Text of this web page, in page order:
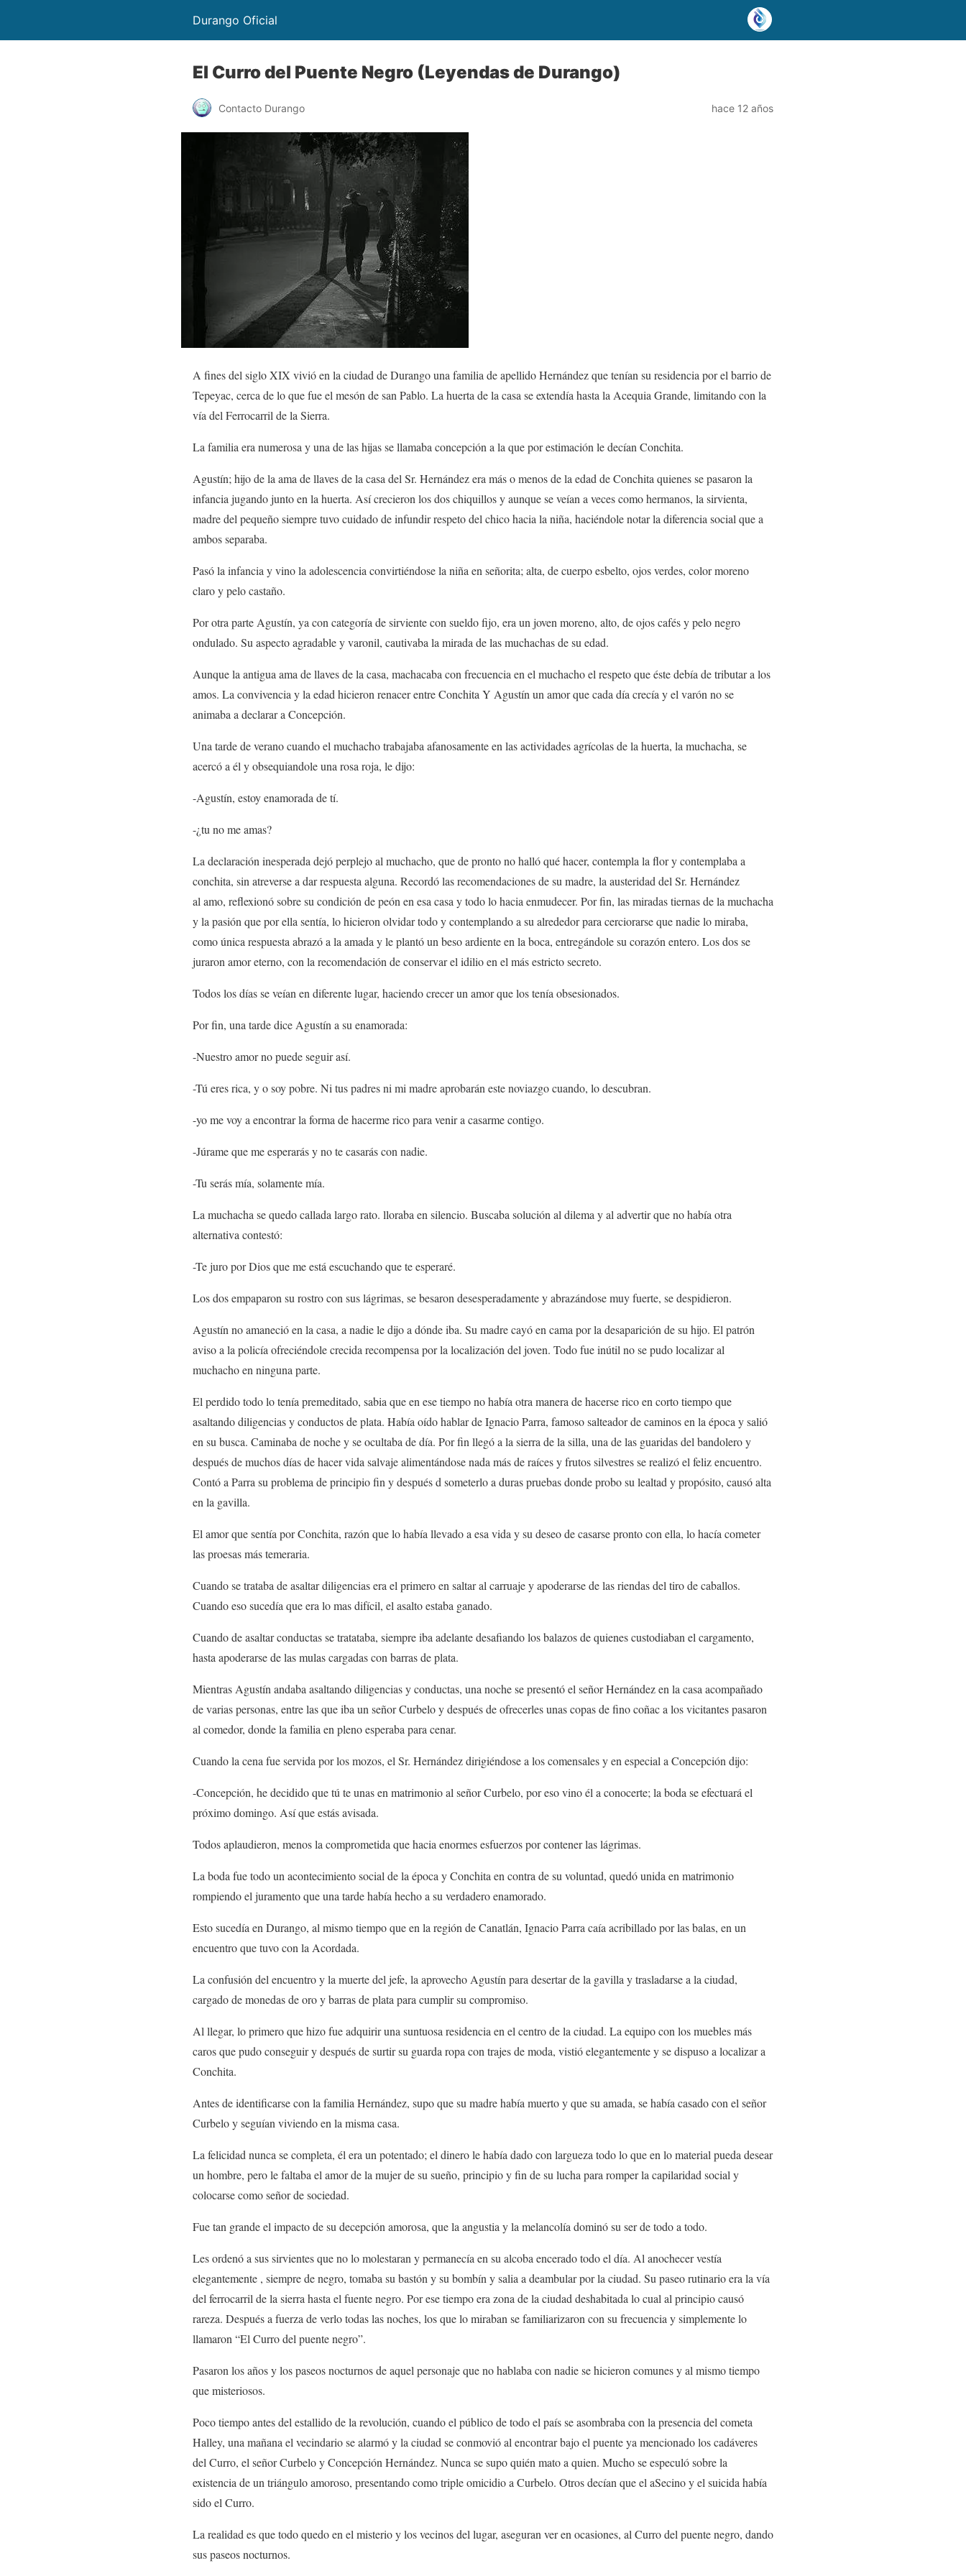
Durango Oficial
El Curro del Puente Negro (Leyendas de Durango)
Contacto Durango hace 12 años
A fines del siglo XIX vivió en la ciudad de Durango una familia de apellido Hernández que tenían su residencia por el barrio de
Tepeyac, cerca de lo que fue el mesón de san Pablo. La huerta de la casa se extendía hasta la Acequia Grande, limitando con la
vía del Ferrocarril de la Sierra.
La familia era numerosa y una de las hijas se llamaba concepción a la que por estimación le decían Conchita.
Agustín; hijo de la ama de llaves de la casa del Sr. Hernández era más o menos de la edad de Conchita quienes se pasaron la
infancia jugando junto en la huerta. Así crecieron los dos chiquillos y aunque se veían a veces como hermanos, la sirvienta,
madre del pequeño siempre tuvo cuidado de infundir respeto del chico hacia la niña, haciéndole notar la diferencia social que a
ambos separaba.
Pasó la infancia y vino la adolescencia convirtiéndose la niña en señorita; alta, de cuerpo esbelto, ojos verdes, color moreno
claro y pelo castaño.
Por otra parte Agustín, ya con categoría de sirviente con sueldo fijo, era un joven moreno, alto, de ojos cafés y pelo negro
ondulado. Su aspecto agradable y varonil, cautivaba la mirada de las muchachas de su edad.
Aunque la antigua ama de llaves de la casa, machacaba con frecuencia en el muchacho el respeto que éste debía de tributar a los
amos. La convivencia y la edad hicieron renacer entre Conchita Y Agustín un amor que cada día crecía y el varón no se
animaba a declarar a Concepción.
Una tarde de verano cuando el muchacho trabajaba afanosamente en las actividades agrícolas de la huerta, la muchacha, se
acercó a él y obsequiandole una rosa roja, le dijo:
-Agustín, estoy enamorada de tí.
-¿tu no me amas?
La declaración inesperada dejó perplejo al muchacho, que de pronto no halló qué hacer, contempla la flor y contemplaba a
conchita, sin atreverse a dar respuesta alguna. Recordó las recomendaciones de su madre, la austeridad del Sr. Hernández
al amo, reflexionó sobre su condición de peón en esa casa y todo lo hacia enmudecer. Por fin, las miradas tiernas de la muchacha
y la pasión que por ella sentía, lo hicieron olvidar todo y contemplando a su alrededor para cerciorarse que nadie lo miraba,
como única respuesta abrazó a la amada y le plantó un beso ardiente en la boca, entregándole su corazón entero. Los dos se
juraron amor eterno, con la recomendación de conservar el idilio en el más estricto secreto.
Todos los días se veían en diferente lugar, haciendo crecer un amor que los tenía obsesionados.
Por fin, una tarde dice Agustín a su enamorada:
-Nuestro amor no puede seguir así.
-Tú eres rica, y o soy pobre. Ni tus padres ni mi madre aprobarán este noviazgo cuando, lo descubran.
-yo me voy a encontrar la forma de hacerme rico para venir a casarme contigo.
-Júrame que me esperarás y no te casarás con nadie.
-Tu serás mía, solamente mía.
La muchacha se quedo callada largo rato. lloraba en silencio. Buscaba solución al dilema y al advertir que no había otra
alternativa contestó:
-Te juro por Dios que me está escuchando que te esperaré.
Los dos empaparon su rostro con sus lágrimas, se besaron desesperadamente y abrazándose muy fuerte, se despidieron.
Agustín no amaneció en la casa, a nadie le dijo a dónde iba. Su madre cayó en cama por la desaparición de su hijo. El patrón
aviso a la policía ofreciéndole crecida recompensa por la localización del joven. Todo fue inútil no se pudo localizar al
muchacho en ninguna parte.
El perdido todo lo tenía premeditado, sabia que en ese tiempo no había otra manera de hacerse rico en corto tiempo que
asaltando diligencias y conductos de plata. Había oído hablar de Ignacio Parra, famoso salteador de caminos en la época y salió
en su busca. Caminaba de noche y se ocultaba de día. Por fin llegó a la sierra de la silla, una de las guaridas del bandolero y
después de muchos días de hacer vida salvaje alimentándose nada más de raíces y frutos silvestres se realizó el feliz encuentro.
Contó a Parra su problema de principio fin y después d someterlo a duras pruebas donde probo su lealtad y propósito, causó alta
en la gavilla.
El amor que sentía por Conchita, razón que lo había llevado a esa vida y su deseo de casarse pronto con ella, lo hacía cometer
las proesas más temeraria.
Cuando se trataba de asaltar diligencias era el primero en saltar al carruaje y apoderarse de las riendas del tiro de caballos.
Cuando eso sucedía que era lo mas difícil, el asalto estaba ganado.
Cuando de asaltar conductas se tratataba, siempre iba adelante desafiando los balazos de quienes custodiaban el cargamento,
hasta apoderarse de las mulas cargadas con barras de plata.
Mientras Agustín andaba asaltando diligencias y conductas, una noche se presentó el señor Hernández en la casa acompañado
de varias personas, entre las que iba un señor Curbelo y después de ofrecerles unas copas de fino coñac a los vicitantes pasaron
al comedor, donde la familia en pleno esperaba para cenar.
Cuando la cena fue servida por los mozos, el Sr. Hernández dirigiéndose a los comensales y en especial a Concepción dijo:
-Concepción, he decidido que tú te unas en matrimonio al señor Curbelo, por eso vino él a conocerte; la boda se efectuará el
próximo domingo. Así que estás avisada.
Todos aplaudieron, menos la comprometida que hacia enormes esfuerzos por contener las lágrimas.
La boda fue todo un acontecimiento social de la época y Conchita en contra de su voluntad, quedó unida en matrimonio
rompiendo el juramento que una tarde había hecho a su verdadero enamorado.
Esto sucedía en Durango, al mismo tiempo que en la región de Canatlán, Ignacio Parra caía acribillado por las balas, en un
encuentro que tuvo con la Acordada.
La confusión del encuentro y la muerte del jefe, la aprovecho Agustín para desertar de la gavilla y trasladarse a la ciudad,
cargado de monedas de oro y barras de plata para cumplir su compromiso.
Al llegar, lo primero que hizo fue adquirir una suntuosa residencia en el centro de la ciudad. La equipo con los muebles más
caros que pudo conseguir y después de surtir su guarda ropa con trajes de moda, vistió elegantemente y se dispuso a localizar a
Conchita.
Antes de identificarse con la familia Hernández, supo que su madre había muerto y que su amada, se había casado con el señor
Curbelo y seguían viviendo en la misma casa.
La felicidad nunca se completa, él era un potentado; el dinero le había dado con largueza todo lo que en lo material pueda desear
un hombre, pero le faltaba el amor de la mujer de su sueño, principio y fin de su lucha para romper la capilaridad social y
colocarse como señor de sociedad.
Fue tan grande el impacto de su decepción amorosa, que la angustia y la melancolía dominó su ser de todo a todo.
Les ordenó a sus sirvientes que no lo molestaran y permanecía en su alcoba encerado todo el día. Al anochecer vestía
elegantemente , siempre de negro, tomaba su bastón y su bombín y salia a deambular por la ciudad. Su paseo rutinario era la vía
del ferrocarril de la sierra hasta el fuente negro. Por ese tiempo era zona de la ciudad deshabitada lo cual al principio causó
rareza. Después a fuerza de verlo todas las noches, los que lo miraban se familiarizaron con su frecuencia y simplemente lo
llamaron “El Curro del puente negro”.
Pasaron los años y los paseos nocturnos de aquel personaje que no hablaba con nadie se hicieron comunes y al mismo tiempo
que misteriosos.
Poco tiempo antes del estallido de la revolución, cuando el público de todo el país se asombraba con la presencia del cometa
Halley, una mañana el vecindario se alarmó y la ciudad se conmovió al encontrar bajo el puente ya mencionado los cadáveres
del Curro, el señor Curbelo y Concepción Hernández. Nunca se supo quién mato a quien. Mucho se especuló sobre la
existencia de un triángulo amoroso, presentando como triple omicidio a Curbelo. Otros decían que el aSecino y el suicida había
sido el Curro.
La realidad es que todo quedo en el misterio y los vecinos del lugar, aseguran ver en ocasiones, al Curro del puente negro, dando
sus paseos nocturnos.